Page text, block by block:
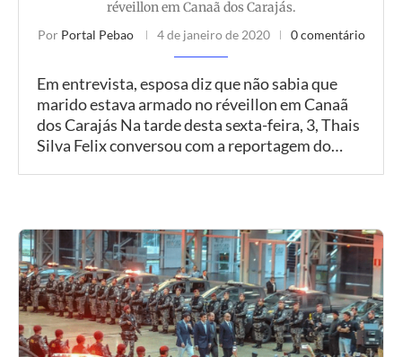
réveillon em Canaã dos Carajás.
Por Portal Pebao 4 de janeiro de 2020 0 comentário
Em entrevista, esposa diz que não sabia que
marido estava armado no réveillon em Canaã
dos Carajás Na tarde desta sexta-feira, 3, Thais
Silva Felix conversou com a reportagem do…